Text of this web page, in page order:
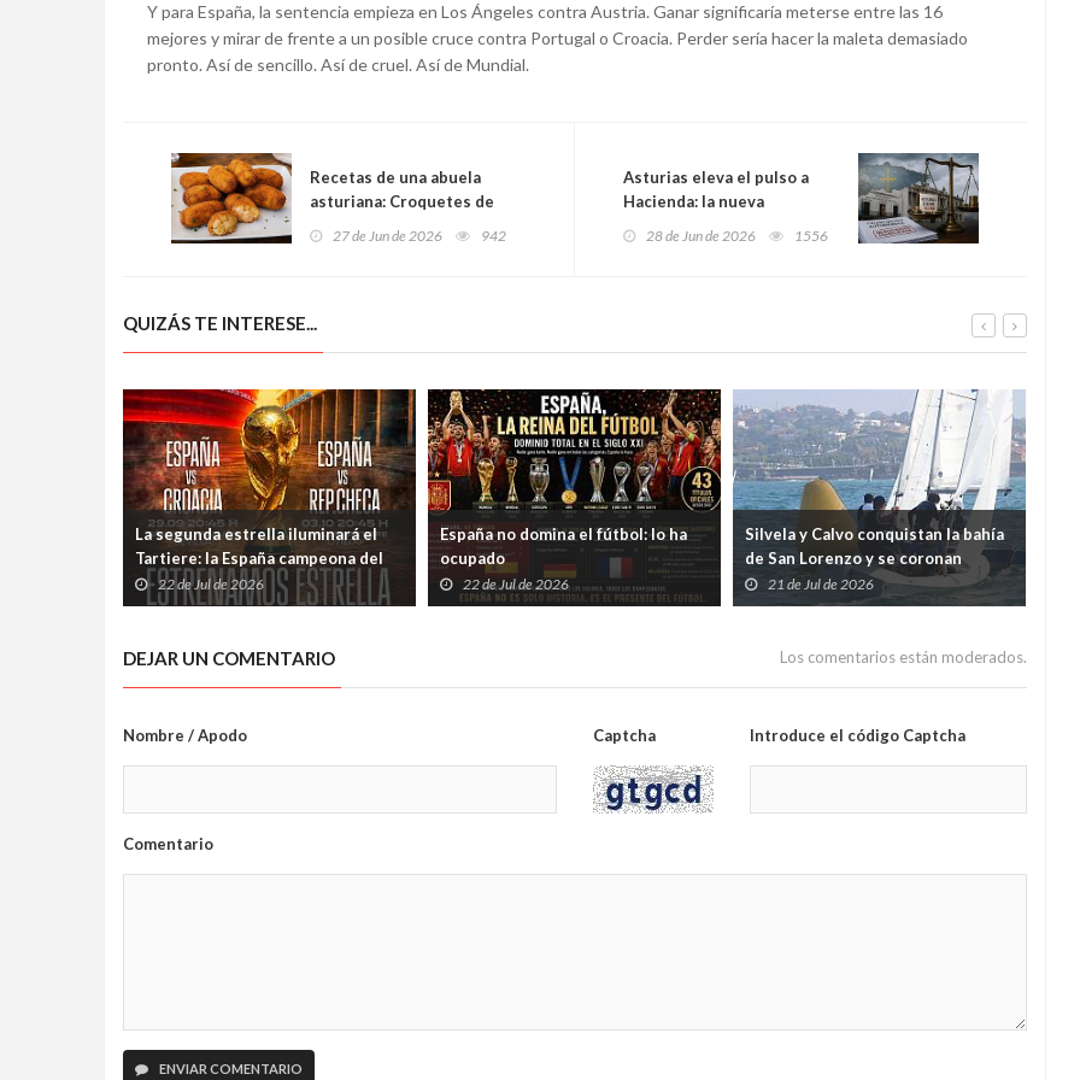
Y para España, la sentencia empieza en Los Ángeles contra Austria. Ganar significaría meterse entre las 16
mejores y mirar de frente a un posible cruce contra Portugal o Croacia. Perder sería hacer la maleta demasiado
pronto. Así de sencillo. Así de cruel. Así de Mundial.
Recetas de una abuela
asturiana: Croquetes de
gambes al ayu (cremoses,
27 de Jun de 2026 942
Asturias eleva el pulso a
Hacienda: la nueva
financiación le deja 193
28 de Jun de 2026 1556
QUIZÁS TE INTERESE...
La segunda estrella iluminará el
Tartiere: la España campeona del
mundo jugará en Oviedo el 3 de
octubre
22 de Jul de 2026
España no domina el fútbol: lo ha
ocupado
22 de Jul de 2026
Silvela y Calvo conquistan la bahía
de San Lorenzo y se coronan
campeones de Asturias de Snipe
21 de Jul de 2026
DEJAR UN COMENTARIO Los comentarios están moderados.
Nombre / Apodo Captcha Introduce el código Captcha
Comentario
ENVIAR COMENTARIO